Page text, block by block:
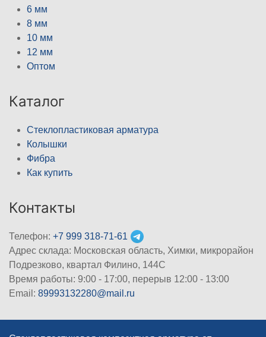
6 мм
8 мм
10 мм
12 мм
Оптом
Каталог
Стеклопластиковая арматура
Колышки
Фибра
Как купить
Контакты
Телефон: +7 999 318-71-61
Адрес склада: Московская область, Химки, микрорайон
Подрезково, квартал Филино, 144С
Время работы: 9:00 - 17:00, перерыв 12:00 - 13:00
Email: 89993132280@mail.ru